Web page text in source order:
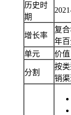
历史时
期
增长率
复
年
单元
价值
分割
按
销